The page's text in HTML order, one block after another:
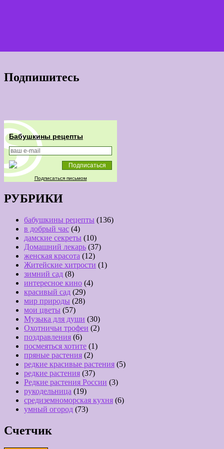
Подпишитесь
Бабушкины рецепты
Подписаться письмом
РУБРИКИ
бабушкины рецепты (136)
в добрый час (4)
дамские секреты (10)
Домашний лекарь (37)
женская красота (12)
Житейские хитрости (1)
зимний сад (8)
интересное кино (4)
красивый сад (29)
мир природы (28)
мои цветы (57)
Музыка для души (30)
Охотничьи трофеи (2)
поздравления (6)
посмеяться хотите (1)
пряные растения (2)
редкие красивые растения (5)
редкие растения (37)
Редкие растения России (3)
рукодельница (19)
средиземноморская кухня (6)
умный огород (73)
Счетчик